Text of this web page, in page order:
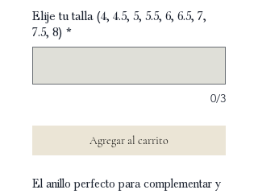
Elije tu talla (4, 4.5, 5, 5.5, 6, 6.5, 7,
7.5, 8) *
0/3
Agregar al carrito
El anillo perfecto para complementar y